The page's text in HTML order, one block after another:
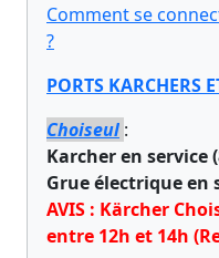
Comment se
?
PORTS KARCHERS
Choiseul :
Karcher en service
Grue électrique en
AVIS : Kärcher
entre 12h et 14h